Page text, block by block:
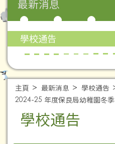
最新消息
學校通告
主頁 最新消息
學校通告
2024-25 年度保良局幼稚園冬
學校通告